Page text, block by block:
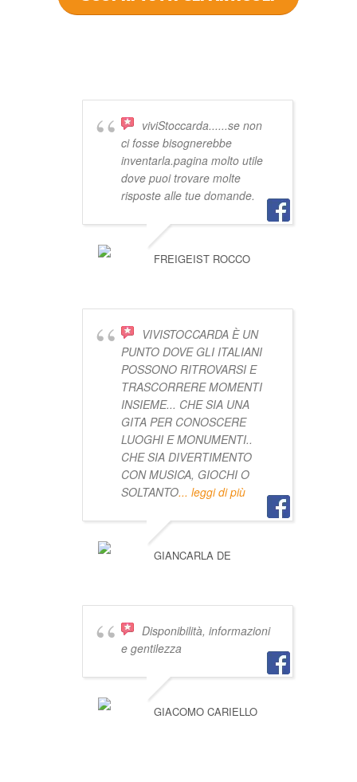
viviStoccarda......se non
ci fosse bisognerebbe
inventarla.pagina molto utile
dove puoi trovare molte
risposte alle tue domande.
FREIGEIST ROCCO
VIVISTOCCARDA È UN
PUNTO DOVE GLI ITALIANI
POSSONO RITROVARSI E
TRASCORRERE MOMENTI
INSIEME... CHE SIA UNA
GITA PER CONOSCERE
LUOGHI E MONUMENTI..
CHE SIA DIVERTIMENTO
CON MUSICA, GIOCHI O
SOLTANTO... leggi di più
GIANCARLA DE
Disponibilità, informazioni
e gentilezza
GIACOMO CARIELLO